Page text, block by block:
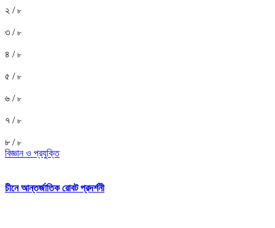
২ / ৮
৩ / ৮
৪ / ৮
৫ / ৮
৬ / ৮
৭ / ৮
৮ / ৮
বিজ্ঞান ও প্রযুক্তি
চীনে আন্তর্জাতিক রোবট প্রদর্শনী